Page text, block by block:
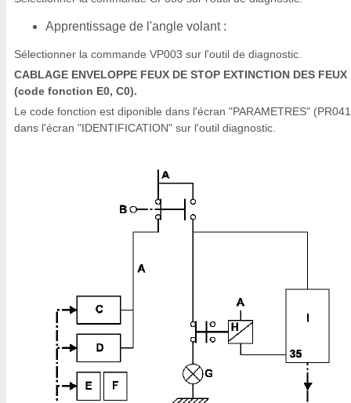
Apprentissage de l'angle volant :
Sélectionner la commande VP003 sur l'outil de diagnostic.
CABLAGE ENVELOPPE FEUX DE STOP EXTINCTION DES FEUX
(code fonction E0, C0).
Le code fonction est diponible dans l'écran "PARAMETRES"
dans l'écran "IDENTIFICATION" sur l'outil diagnostic.